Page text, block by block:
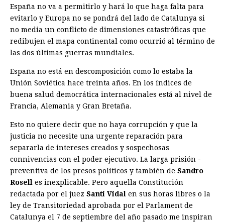
España no va a permitirlo y hará lo que haga falta para
evitarlo y Europa no se pondrá del lado de Catalunya si
no media un conflicto de dimensiones catastróficas que
redibujen el mapa continental como ocurrió al término de
las dos últimas guerras mundiales.
España no está en descomposición como lo estaba la
Unión Soviética hace treinta años. En los índices de
buena salud democrática internacionales está al nivel de
Francia, Alemania y Gran Bretaña.
Esto no quiere decir que no haya corrupción y que la
justicia no necesite una ur­gente reparación para
separarla de intereses creados y sospechosas
connivencias con el poder ejecutivo. La larga prisión ­
preventiva de los presos políticos y también de Sandro
Rosell es inexplicable. Pero aquella Constitución
redactada por el juez Santi Vidal en sus horas libres o la
ley de Transitoriedad aprobada por el Parlament de
Catalunya el 7 de septiembre del año ­pasado me inspiran